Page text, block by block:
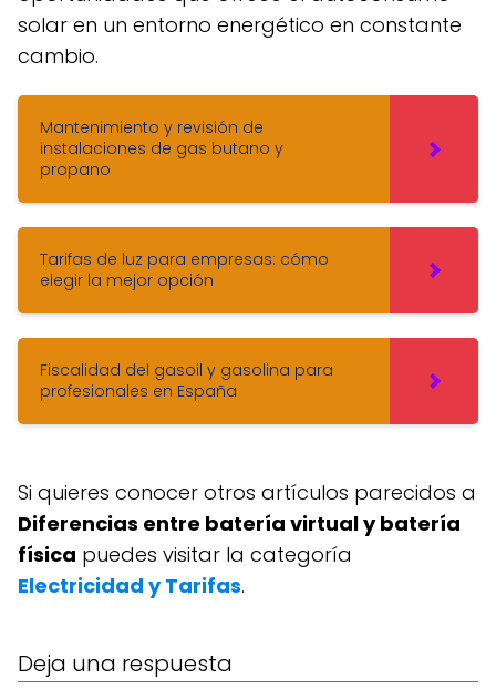
solar en un entorno energético en constante
cambio.
Mantenimiento y revisión de
instalaciones de gas butano y
propano
Tarifas de luz para empresas: cómo
elegir la mejor opción
Fiscalidad del gasoil y gasolina para
profesionales en España
Si quieres conocer otros artículos parecidos a
Diferencias entre batería virtual y batería
física puedes visitar la categoría
Electricidad y Tarifas.
Deja una respuesta